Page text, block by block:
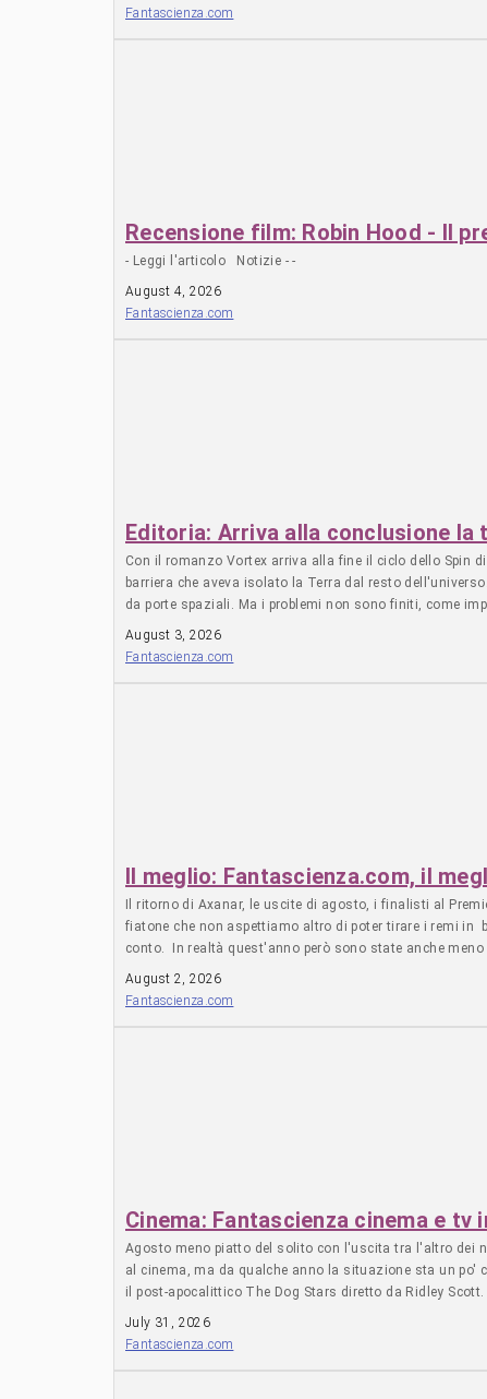
Fantascienza.com
Recensione film: Robin Hood - Il
- Leggi l'articolo Notizie - -
August 4, 2026
Fantascienza.com
Editoria: Arriva alla conclusione la
Con il romanzo Vortex arriva alla fine il ciclo dello Spin
barriera che aveva isolato la Terra dal resto
da porte spaziali. Ma i problemi non sono finiti, come
futuro dove la Terra è un mondo morente. La storia è
August 3, 2026
Fantascienza.com
Il meglio: Fantascienza.com, il
Il ritorno di Axanar, le uscite di agosto, i finalisti al
fiatone che non aspettiamo altro di poter tirare i remi in
conto. In realtà quest'anno però sono state anche
donne-supereroe non convincono), ha annunciato che
di S*
August 2, 2026
Fantascienza.com
Cinema: Fantascienza cinema e
Agosto meno piatto del solito con l'uscita tra l'altro dei
al cinema, ma da qualche anno la situazione sta un po'
il post-apocalittico The Dog Stars diretto da Ridley
di Masamune Shirow. Ambientato in Giappone nel
articolo di S*
July 31, 2026
Fantascienza.com